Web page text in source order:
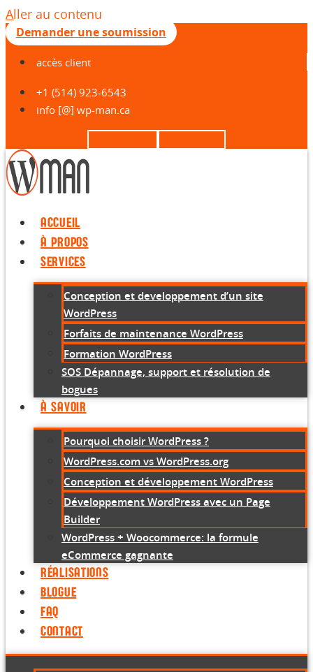
Aller au contenu
Demander une soumission
accès client
+1 (514) 923-6543
info [@] wp-man.ca
ACCUEIL
À PROPOS
SERVICES
Conception et developpement d’un site
WordPress
Forfaits de maintenance WordPress
Formation WordPress
SOS Dépannage, support et résolution de
bogues
À SAVOIR
Pourquoi choisir WordPress ?
WordPress.com vs WordPress.org
Conception et développement WordPress
Développement WordPress avec un Page
Builder
WordPress + Woocommerce: la formule
eCommerce gagnante
RÉALISATIONS
BLOGUE
FAQ
CONTACT